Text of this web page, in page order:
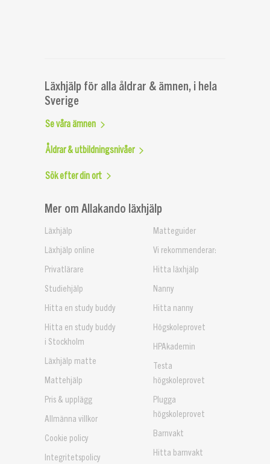
Mer om Allakando läxhjälp
Läxhjälp
Läxhjälp online
Privatlärare
Studiehjälp
Hitta en study buddy
Hitta en study buddy
i Stockholm
Läxhjälp matte
Mattehjälp
Pris & upplägg
Allmänna villkor
Cookie policy
Integritetspolicy
Matteguider
Vi rekommenderar:
Hitta läxhjälp
Nanny
Hitta nanny
Högskoleprovet
HPAkademin
Testa
högskoleprovet
Plugga
högskoleprovet
Barnvakt
Hitta barnvakt
Läxhjälp för alla åldrar & ämnen, i hela
Sverige
Se våra ämnen
Åldrar & utbildningsnivåer
Sök efter din ort